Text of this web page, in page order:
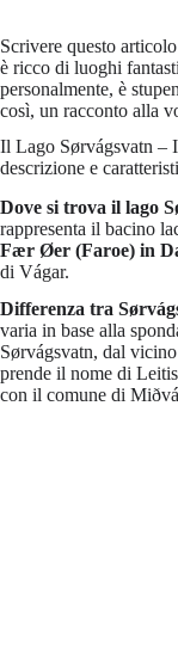
Scrivere questo
è ricco di luoghi
personalmente, è
così, un racconto alla
Il Lago Sørvágsvatn –
descrizione e
Dove si trova il lago
rappresenta il bacino
Fær Øer (Faroe) in
di Vágar.
Differenza tra
varia in base alla
Sørvágsvatn, dal
prende il nome di
con il comune di